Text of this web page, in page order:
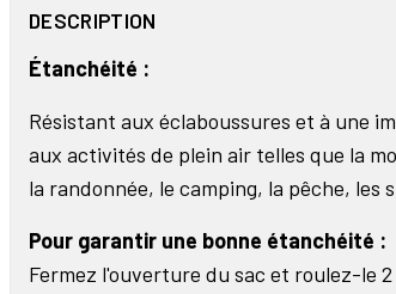
DESCRIPTION
Étanchéité :
Résistant aux éclaboussures et à une
aux activités de plein air telles que la
la randonnée, le camping, la pêche, les
Pour garantir une bonne étanchéité :
Fermez l'ouverture du sac et roulez-le